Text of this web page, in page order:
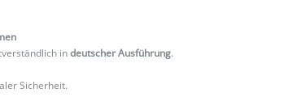
indeutscher Ausführung.
Sicherheit.